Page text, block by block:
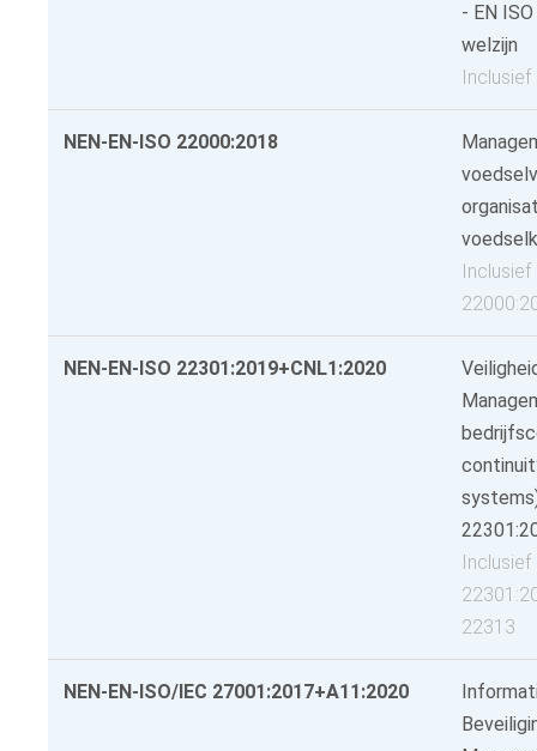
- EN
welzijn
Inclusief
NEN-EN-ISO 22000:2018
Inclusief
NEN-EN-ISO 22301:2019+CNL1:2020
Inclusief
22313
NEN-EN-ISO/IEC 27001:2017+A11:2020